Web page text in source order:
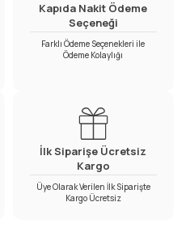
Kapıda Nakit Ödeme
Seçeneği
Farklı Ödeme Seçenekleri ile
Ödeme Kolaylığı
İlk Siparişe Ücretsiz
Kargo
Üye Olarak Verilen İlk Siparişte
Kargo Ücretsiz